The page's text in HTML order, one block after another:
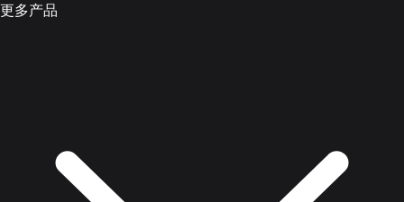
更多产品